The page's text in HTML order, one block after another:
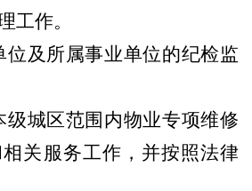
工作。
位及所属事业单位的纪检监
级城区范围内物业专项维修
关服务工作，并按照法律